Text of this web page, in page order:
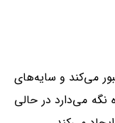
می‌کند و سایه‌های
نگه می‌دارد در حالی